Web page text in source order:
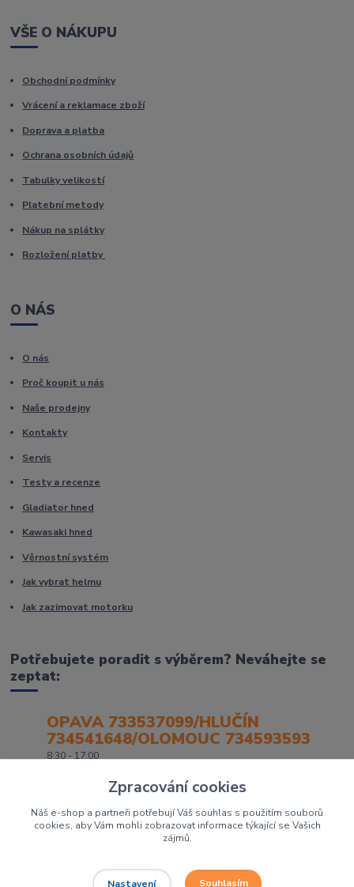
VŠE O NÁKUPU
Obchodní podmínky
Vrácení a reklamace zboží
Doprava a platba
Ochrana osobních údajů
Tabulky velikostí
Platební metody
Nákup na splátky
Rozložení platby
O NÁS
O nás
Proč koupit u nás
Naše prodejny
Kontakty
Servis
Testy a recenze
Gladiator hned
Kawasaki hned
Věrnostní systém
Jak vybrat helmu
Jak zazimovat motorku
Potřebujete poradit s výběrem? Neváhejte se
zeptat:
OPAVA 733537099/HLUČÍN
734541648/OLOMOUC 734593593
8:30 - 17:00
Zpracování cookies
Náš e-shop a partneři potřebují Váš souhlas s použitím souborů
cookies, aby Vám mohli zobrazovat informace týkající se Vašich
zájmů.
Nastavení Souhlasím